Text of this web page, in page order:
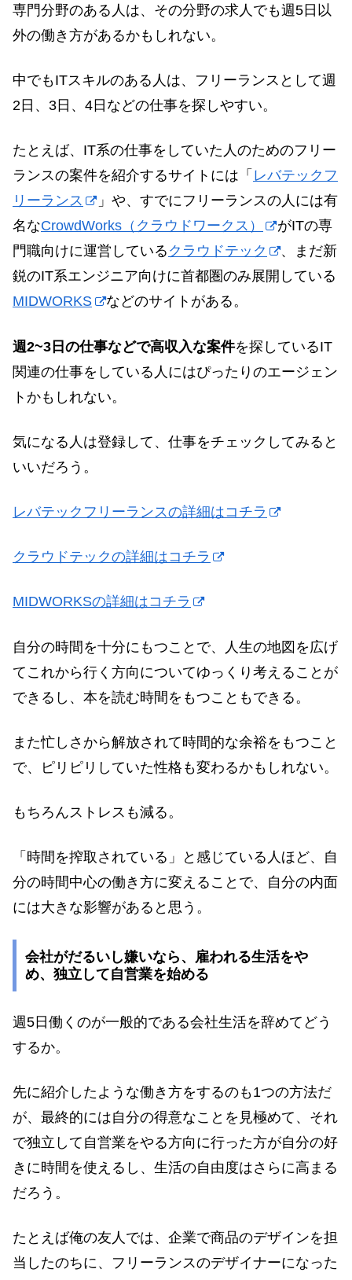
専門分野のある人は、その分野の求人でも週5日以
外の働き方があるかもしれない。
中でもITスキルのある人は、フリーランスとして週
2日、3日、4日などの仕事を探しやすい。
たとえば、IT系の仕事をしていた人のためのフリー
ランスの案件を紹介するサイトには「 レバテックフ
リーランス
」や、すでにフリーランスの人には有
名なCrowdWorks（クラウドワークス）
がITの専
門職向けに運営している クラウドテック
、まだ新
鋭のIT系エンジニア向けに首都圏のみ展開している
MIDWORKS
などのサイトがある。
週2~3日の仕事などで高収入な案件を探しているIT
関連の仕事をしている人にはぴったりのエージェン
トかもしれない。
気になる人は登録して、仕事をチェックしてみると
いいだろう。
レバテックフリーランスの詳細はコチラ
クラウドテックの詳細はコチラ
MIDWORKSの詳細はコチラ
自分の時間を十分にもつことで、人生の地図を広げ
てこれから行く方向についてゆっくり考えることが
できるし、本を読む時間をもつこともできる。
また忙しさから解放されて時間的な余裕をもつこと
で、ピリピリしていた性格も変わるかもしれない。
もちろんストレスも減る。
「時間を搾取されている」と感じている人ほど、自
分の時間中心の働き方に変えることで、自分の内面
には大きな影響があると思う。
会社がだるいし嫌いなら、雇われる生活をや
め、独立して自営業を始める
週5日働くのが一般的である会社生活を辞めてどう
するか。
先に紹介したような働き方をするのも1つの方法だ
が、最終的には自分の得意なことを見極めて、それ
で独立して自営業をやる方向に行った方が自分の好
きに時間を使えるし、生活の自由度はさらに高まる
だろう。
たとえば俺の友人では、企業で商品のデザインを担
当したのちに、フリーランスのデザイナーになった